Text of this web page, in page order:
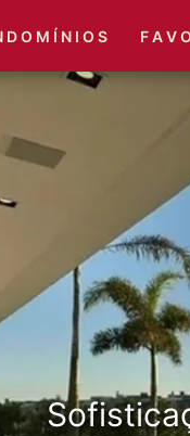
D O M Í N I O S F A V